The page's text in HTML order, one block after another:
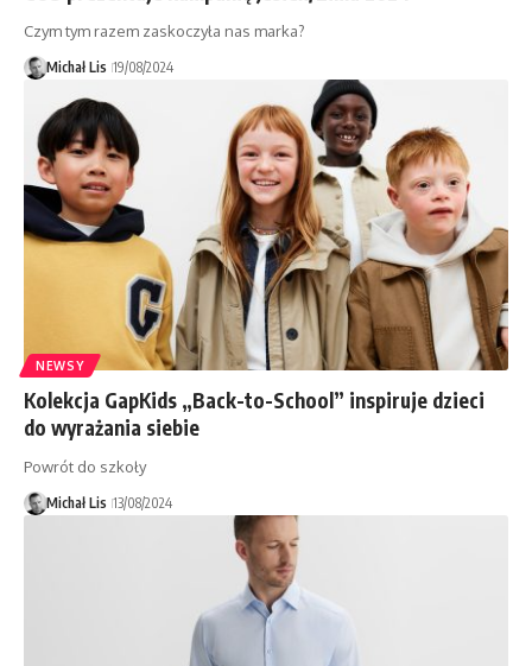
Czym tym razem zaskoczyła nas marka?
Michał Lis 19/08/2024
NEWSY
Kolekcja GapKids „Back-to-School” inspiruje dzieci
do wyrażania siebie
Powrót do szkoły
Michał Lis 13/08/2024